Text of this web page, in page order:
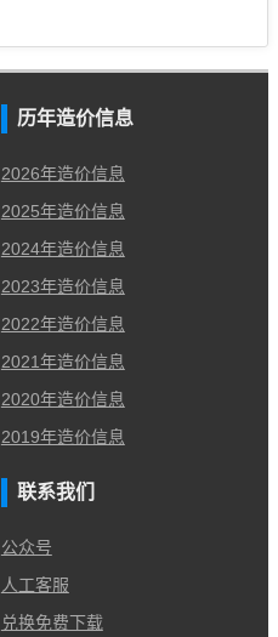
历年造价信息
2026年造价信息
2025年造价信息
2024年造价信息
2023年造价信息
2022年造价信息
2021年造价信息
2020年造价信息
2019年造价信息
联系我们
公众号
人工客服
兑换免费下载